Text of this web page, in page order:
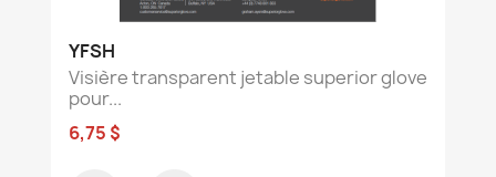
YFSH
Visière transparent jetable superior glove
pour...
6,75 $